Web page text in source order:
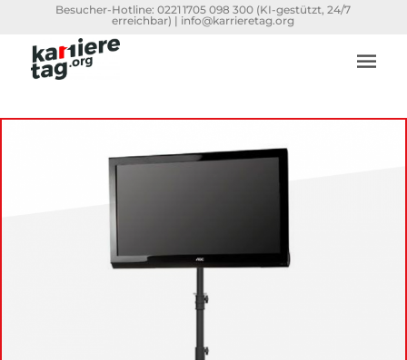
Besucher-Hotline:0221 1705 098 300 (KI-gestützt, 24/7
erreichbar) | info@karrieretag.org